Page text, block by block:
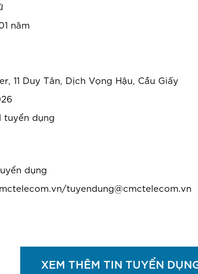
năm
11 Duy Tân, Dịch Vọng Hậu, Cầu Giấy
tuyển dụng
dụng
tuyendung@cmctelecom.vn
XEM THÊM TIN TUYỂN